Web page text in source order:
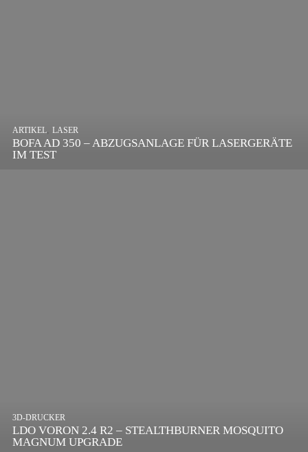
BOFA AD 350 – ABZUGSANLAGE FÜR LASERGERÄTE
IM TEST
ARTIKEL, LASER
DIE BEDEUTENDSTEN SCHRITTE ZUR
ERFOLGREICHEN MARKENBILDUNG IN DER
DIGITALEN ÄRA
LDO VORON 2.4 R2 – STEALTHBURNER MOSQUITO
MAGNUM UPGRADE
3D-DRUCKER